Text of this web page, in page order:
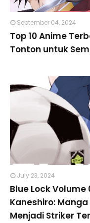
September 04, 2024
Top 10 Anime
Tonton untuk
July 23, 2024
Blue Lock Volume
Kaneshiro:
Menjadi Striker